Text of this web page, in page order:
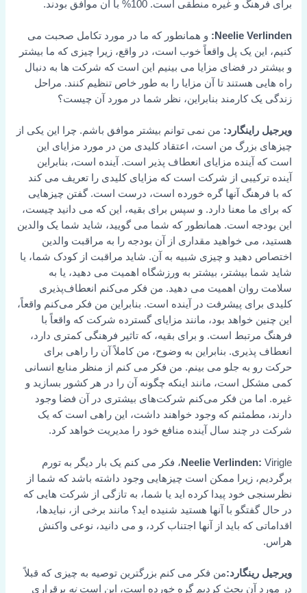
برای فرهنگ و غیره منطقی است. 100% با آن موافق بودند.
Neelie Verlinden:
و همانطور که ما در مورد تکامل صحبت می
کنیم، این یک پل واقعاً خوب است، در واقع، زیرا چیزی که ما بیشتر
و بیشتر در فضای مزایا می بینیم این است که شرکت ها به دنبال
راه هایی هستند تا آن مزایا را به طور خاص تنظیم کنند. مراحل
زندگی یک کارمند بنابراین، نظر شما در مورد آن چیست؟
ویرجیل راینگارد: من نمی توانم بیشتر موافق باشم. چرا این یکی از
چیزهای بزرگ من است، اعتقاد کلیدی من در مورد مزایای این
است که آینده مزایای انعطاف پذیر است. آینده است، بنابراین
آینده ترکیبی از شرکت است که مزایای کلیدی را تعریف می کند
که با فرهنگ آنها گره خورده است، درست است. گفتن چیزهایی
که برای ما معنا دارد. و سپس برای بقیه، این که می دانید چیست،
این بودجه است. همانطور که شما می گویید، شاید شما یک والدین
هستید، می خواهید مقداری از آن بودجه را به مراقبت والدین
اختصاص دهید و چیزی شبیه به آن. شاید مراقبت از کودک شما، یا
شاید شما بیشتر، بیشتر به ورزشگاه اهمیت می دهید، یا به
سلامت روان اهمیت می دهید. من فکر می‌کنم انعطاف‌پذیری
کلیدی برای پیشرفت در آینده است. بنابراین من فکر می‌کنم واقعاً،
این چنین خواهد بود، مانند مزایای گسترده شرکت که واقعاً با
فرهنگ مرتبط است. و برای بقیه، که تاثیر فرهنگی کمتری دارد،
انعطاف پذیری. بنابراین به وضوح، من کاملاً آن را راهی برای
حرکت رو به جلو می بینم. من فکر می کنم از منظر منابع انسانی
کمی مشکل است، مانند اینکه چگونه آن را در هر کشور بسازید و
غیره. اما من فکر می‌کنم شرکت‌های بیشتری در آن فضا وجود
دارند، مطمئنم که وجود خواهند داشت، این راهی است که یک
شرکت در چند سال آینده منافع خود را مدیریت خواهد کرد.
Neelie Verlinden: Virigle، فکر می کنم یک بار دیگر به تورم
برگردیم، زیرا ممکن است چیزهایی وجود داشته باشد که شما از
نظرسنجی خود پیدا کرده اید یا شما، به تازگی از شرکت هایی که
در حال گفتگو با آنها هستید شنیده اید؟ مانند برخی از، نبایدها،
اقداماتی که باید از آنها اجتناب کرد، و می دانید، نوعی واکنش
هراس.
ویرجیل رینگارد:من فکر می کنم بزرگترین توصیه به چیزی که قبلاً
در مورد آن بحث کردیم گره خورده است، این استنه برقراری